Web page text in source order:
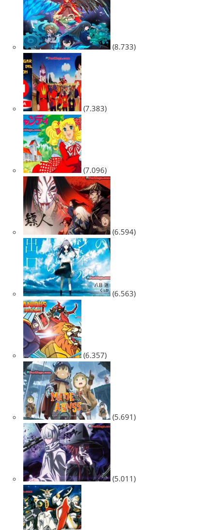
(8.733)
(7.383)
(7.096)
(6.594)
(6.563)
(6.357)
(5.691)
(5.011)